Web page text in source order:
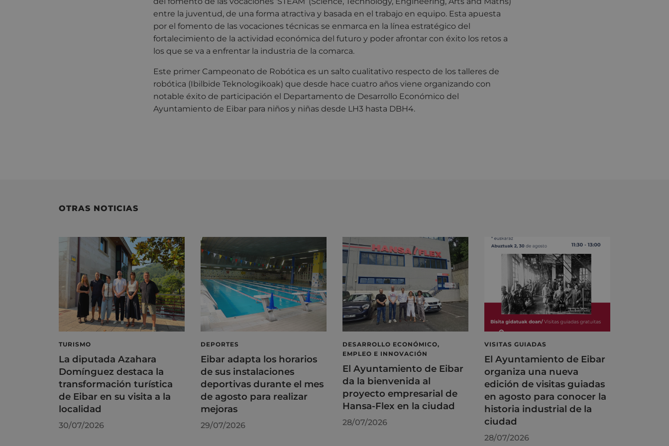
entre la juventud, de una forma atractiva y basada en el trabajo en equipo. Esta apuesta
por el fomento de las vocaciones técnicas se enmarca en la línea estratégico del
fortalecimiento de la actividad económica del futuro y poder afrontar con éxito los retos a
los que se va a enfrentar la industria de la comarca.
Este primer Campeonato de Robótica es un salto cualitativo respecto de los talleres de
robótica (Ibilbide Teknologikoak) que desde hace cuatro años viene organizando con
notable éxito de participación el Departamento de Desarrollo Económico del
Ayuntamiento de Eibar para niños y niñas desde LH3 hasta DBH4.
OTRAS NOTICIAS
TURISMO
La diputada Azahara
Domínguez destaca la
transformación turística
de Eibar en su visita a la
localidad
30/07/2026
DEPORTES
Eibar adapta los horarios
de sus instalaciones
deportivas durante el mes
de agosto para realizar
mejoras
29/07/2026
DESARROLLO ECONÓMICO,
EMPLEO E INNOVACIÓN
El Ayuntamiento de Eibar
da la bienvenida al
proyecto empresarial de
Hansa-Flex en la ciudad
28/07/2026
VISITAS GUIADAS
El Ayuntamiento de Eibar
organiza una nueva
edición de visitas guiadas
en agosto para conocer la
historia industrial de la
ciudad
28/07/2026